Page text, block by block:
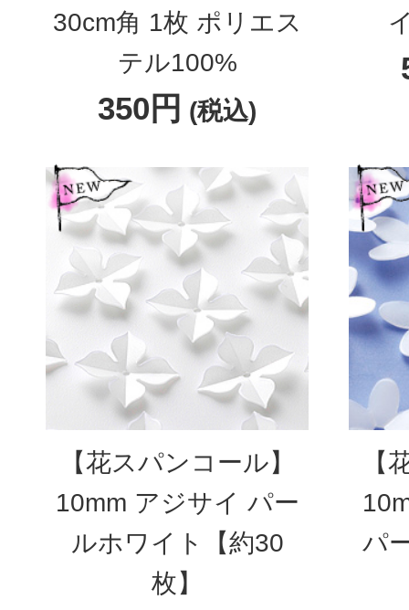
30cm角 1枚 ポリエス
テル100%
350円 (税込)
【花スパンコール】
10mm アジサイ パー
ルホワイト【約30
枚】
【
パ